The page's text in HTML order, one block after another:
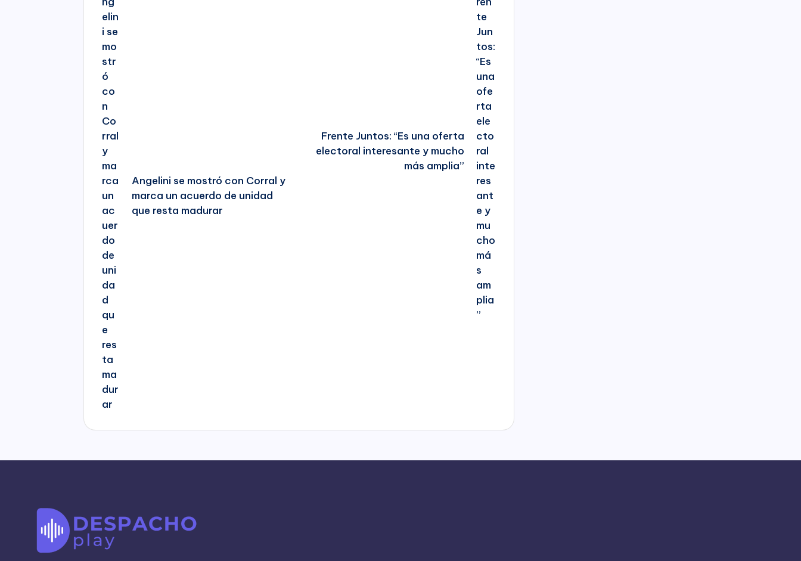
Angelini se mostró con Corral y
marca un acuerdo de unidad
que resta madurar
Frente Juntos: “Es una oferta
electoral interesante y mucho
más amplia”